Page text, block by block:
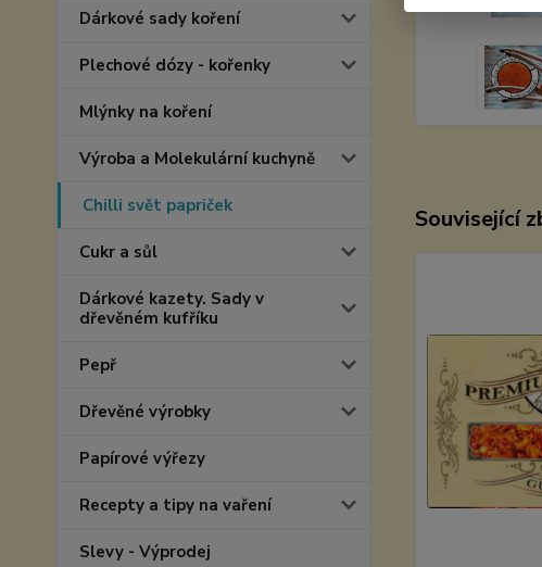
Dárkové sady koření
Plechové dózy - kořenky
Mlýnky na koření
Výroba a Molekulární kuchyně
Chilli svět papriček
Cukr a sůl
Dárkové kazety. Sady v
dřevěném kufříku
Pepř
Dřevěné výrobky
Papírové výřezy
Recepty a tipy na vaření
Slevy - Výprodej
Související